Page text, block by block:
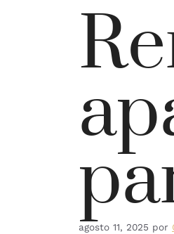
agosto 11, 2025 por